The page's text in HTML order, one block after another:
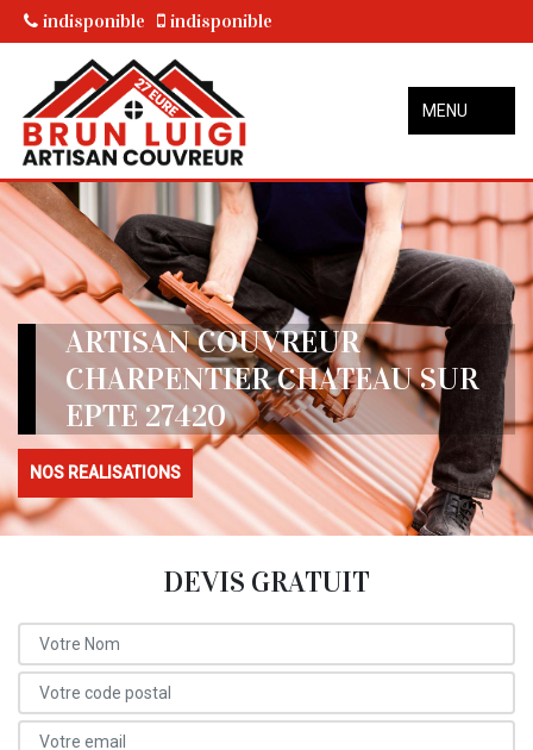
indisponible indisponible
MENU
ARTISAN COUVREUR
CHARPENTIER CHATEAU SUR
EPTE 27420
NOS REALISATIONS
DEVIS GRATUIT